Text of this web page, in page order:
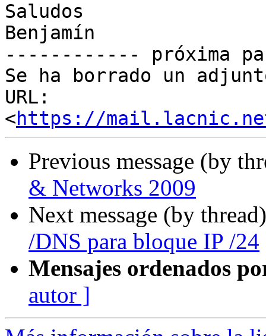
Saludos
Benjamín
------------ próxima
Se ha borrado un
URL:
<https://mail.lacnic.net/
Previous message (by
& Networks 2009
Next message (by
/DNS para bloque IP /24
Mensajes ordenados
autor ]